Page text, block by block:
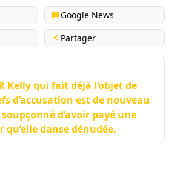
Google News
Partager
Kelly qui fait déjà l’objet de
d’accusation est de nouveau
d’avoir payé une
danse dénudée.